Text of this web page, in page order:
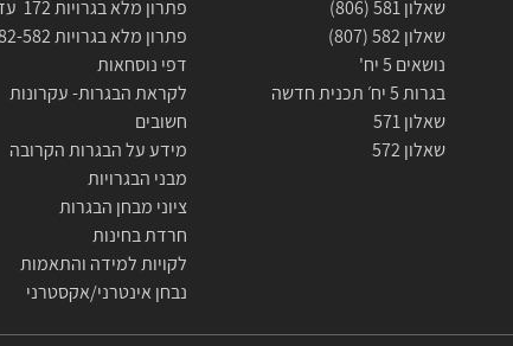
שאלון 581 (806)
שאלון 582 (807)
נושאים 5 יח'
בגרות 5 יח׳ תכנית חדשה
שאלון 571
שאלון 572
פתרון מלא בגרויות 172 עד 572
פתרון מלא בגרויות 182-582
דפי נוסחאות
לקראת הבגרות- עקרונות
חשובים
מידע על הבגרות הקרובה
מבני הבגרויות
ציוני מבחן הבגרות
חרדת בחינות
לקויות למידה והתאמות
נבחן אינטרני/אקסטרני